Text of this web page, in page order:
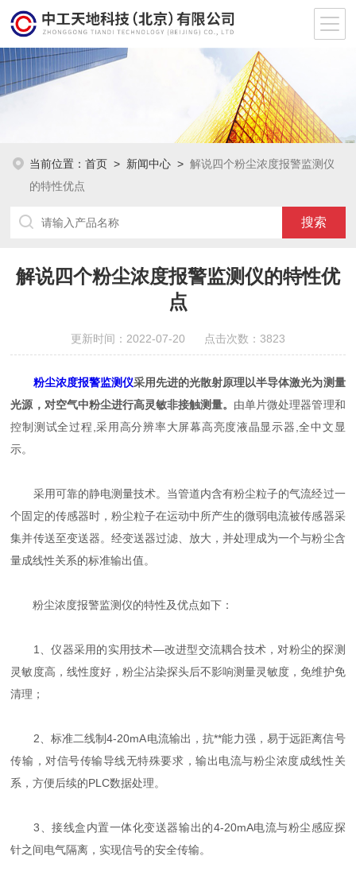
当前位置：首页 > 新闻中心 >解说四个粉尘浓度报警监测仪
的特性优点
解说四个粉尘浓度报警监测仪的特性优
点
更新时间：2022-07-20 点击次数：3823
粉尘浓度报警监测仪采用先进的光散射原理以半导体激光为测量
光源，对空气中粉尘进行高灵敏非接触测量。 由单片微处理器管理和
控制测试全过程,采用高分辨率大屏幕高亮度液晶显示器,全中文显
示。
采用可靠的静电测量技术。当管道内含有粉尘粒子的气流经过一
个固定的传感器时，粉尘粒子在运动中所产生的微弱电流被传感器采
集并传送至变送器。经变送器过滤、放大，并处理成为一个与粉尘含
量成线性关系的标准输出值。
粉尘浓度报警监测仪的特性及优点如下：
1、仪器采用的实用技术—改进型交流耦合技术，对粉尘的探测
灵敏度高，线性度好，粉尘沾染探头后不影响测量灵敏度，免维护免
清理；
2、标准二线制4-20mA电流输出，抗**能力强，易于远距离信号
传输，对信号传输导线无特殊要求，输出电流与粉尘浓度成线性关
系，方便后续的PLC数据处理。
3、接线盒内置一体化变送器输出的4-20mA电流与粉尘感应探
针之间电气隔离，实现信号的安全传输。